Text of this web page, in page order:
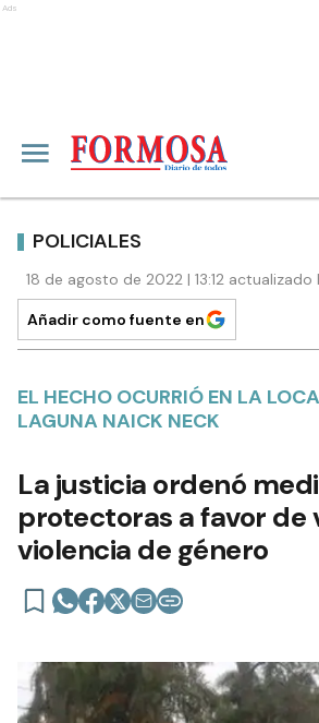
Ads
POLICIALES
18 de agosto de 2022 | 13:12
Añadir como fuente en
EL HECHO OCURRIÓ EN LA
LAGUNA NAICK NECK
La justicia ordenó
protectoras a favor de
violencia de género